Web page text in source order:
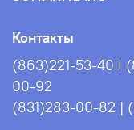
Контакты
(863)221-53-40 I
00-92
(831)283-00-82 |